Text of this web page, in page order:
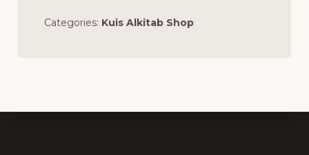
Categories: Kuis Alkitab Shop